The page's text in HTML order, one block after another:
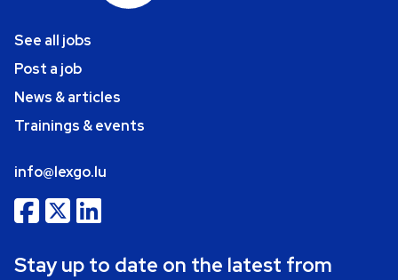
See all jobs
Post a job
News & articles
Trainings & events
info@lexgo.lu
Stay up to date on the latest from